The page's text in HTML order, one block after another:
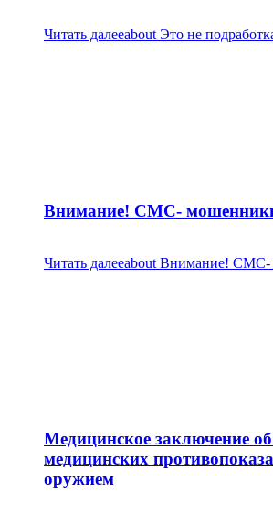
Читать далееabout Это не
Внимание! СМС-
Читать далееabout Внимание! СМС-
Медицинское заключение об
медицинских
оружием